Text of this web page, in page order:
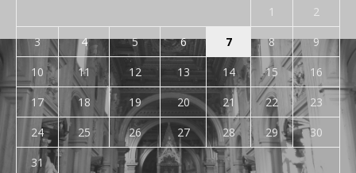
1
2
3
4 5 6 7 8
9
10
11 12 13 14 15
16
17
18 19 20 21 22
23
24
25 26 27 28 29
30
31